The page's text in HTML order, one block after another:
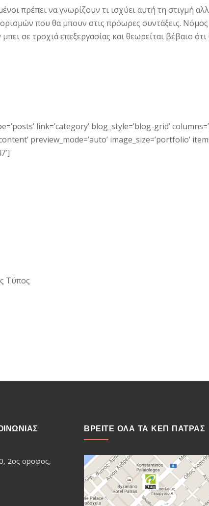
πρέπει να γνωρίζουν τι ισχύει αυτή τη στιγμή
που θα μπουν στις πρόωρες συντάξεις.
σε τροχιά επεξεργασίας και θεωρείται βέβαιο
link=’category’ blog_style=’blog-grid’
preview_mode=’auto’ image_size=’portfolio’
Τύπος
2ος οροφος,
ΒΡΕΙΤΕ ΟΛΑ ΤΑ ΚΕΠ ΠΑΤΡΑΣ